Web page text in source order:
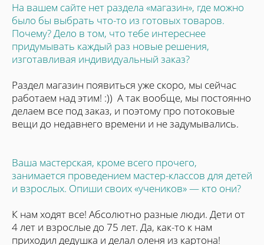
На вашем сайте нет раздела «магазин», где можно
было бы выбрать что-то из готовых товаров.
Почему? Дело в том, что тебе интереснее
придумывать каждый раз новые решения,
изготавливая индивидуальный заказ?
Раздел магазин появиться уже скоро, мы сейчас
работаем над этим! :)) А так вообще, мы постоянно
делаем все под заказ, и поэтому про потоковые
вещи до недавнего времени и не задумывались.
Ваша мастерская, кроме всего прочего,
занимается проведением мастер-классов для детей
и взрослых. Опиши своих «учеников» — кто они?
К нам ходят все! Абсолютно разные люди. Дети от
4 лет и взрослые до 75 лет. Да, как-то к нам
приходил дедушка и делал оленя из картона!